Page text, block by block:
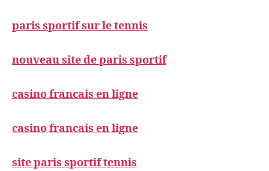
paris sportif sur le tennis
nouveau site de paris sportif
casino francais en ligne
casino francais en ligne
site paris sportif tennis